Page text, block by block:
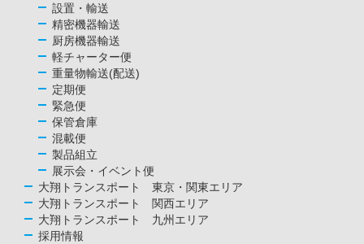
設置・輸送
精密機器輸送
厨房機器輸送
軽チャーター便
重量物輸送(配送)
定期便
緊急便
保管倉庫
混載便
製品組立
展示会・イベント便
大翔トランスポート 東京・関東エリア
大翔トランスポート 関西エリア
大翔トランスポート 九州エリア
採用情報